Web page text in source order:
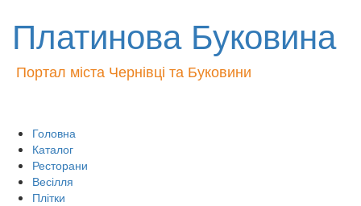
Платинова Буковина
Портал міста Чернівці та Буковини
Головна
Каталог
Ресторани
Весілля
Плітки